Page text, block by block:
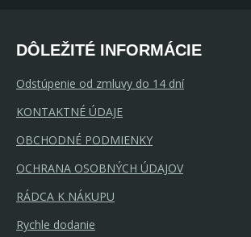
DÔLEŽITÉ INFORMÁCIE
Odstúpenie od zmluvy do 14 dní
KONTAKTNÉ ÚDAJE
OBCHODNÉ PODMIENKY
OCHRANA OSOBNÝCH ÚDAJOV
RÁDCA K NÁKUPU
Rychle dodanie